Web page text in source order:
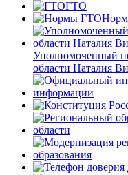
ГТО
Уполномоченный
области Наталия